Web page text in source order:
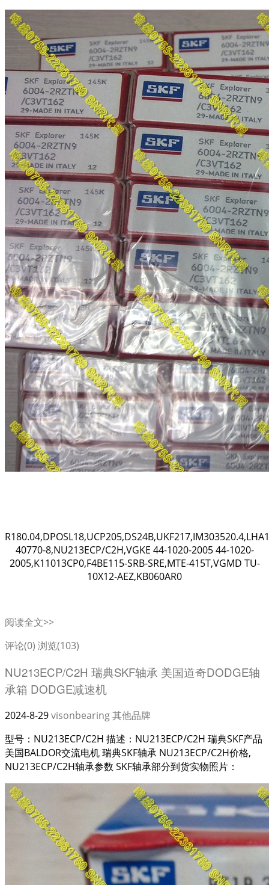
40770-8,NU213ECP/C2H,VGKE 44-1020-2005 44-1020-
2005,K11013CP0,F4BE115-SRB-SRE,MTE-415T,VGMD TU-
10X12-AEZ,KB060AR0
阅读全文>>
评论(0) 浏览(103)
NU213ECP/C2H 瑞典SKF轴承 美国道奇DODGE轴
承箱 DODGE减速机
2024-8-29visonbearing其他品牌
型号：NU213ECP/C2H 描述：NU213ECP/C2H 瑞典SKF产品
美国BALDOR交流电机 瑞典SKF轴承 NU213ECP/C2H价格,
NU213ECP/C2H轴承参数 SKF轴承部分到货实物照片：